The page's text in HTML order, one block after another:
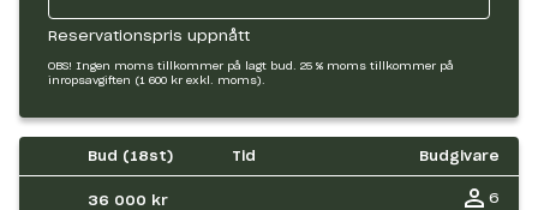
Reservationspris uppnått
OBS! Ingen moms tillkommer på lagt bud. 25 % moms tillkommer på
inropsavgiften (1 600 kr exkl. moms).
Bud (18st) Tid Budgivare
36 000 kr 6